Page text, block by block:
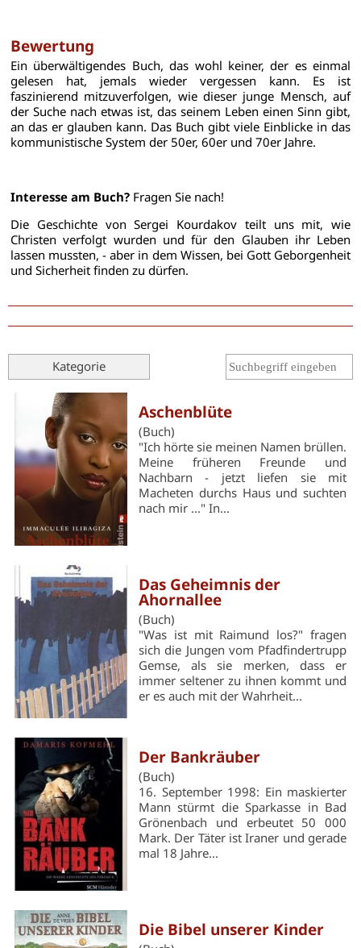
Bewertung
Ein überwältigendes Buch, das wohl keiner, der es einmal
gelesen hat, jemals wieder vergessen kann. Es ist
faszinierend mitzuverfolgen, wie dieser junge Mensch, auf
der Suche nach etwas ist, das seinem Leben einen Sinn gibt,
an das er glauben kann. Das Buch gibt viele Einblicke in das
kommunistische System der 50er, 60er und 70er Jahre.
Interesse am Buch? Fragen Sie nach!
Die Geschichte von Sergei Kourdakov teilt uns mit, wie
Christen verfolgt wurden und für den Glauben ihr Leben
lassen mussten, - aber in dem Wissen, bei Gott Geborgenheit
und Sicherheit finden zu dürfen.
Kategorie
Aschenblüte
(Buch)
"Ich hörte sie meinen Namen brüllen.
Meine früheren Freunde und
Nachbarn - jetzt liefen sie mit
Macheten durchs Haus und suchten
nach mir ..." In...
Das Geheimnis der
Ahornallee
(Buch)
"Was ist mit Raimund los?" fragen
sich die Jungen vom Pfadfindertrupp
Gemse, als sie merken, dass er
immer seltener zu ihnen kommt und
er es auch mit der Wahrheit...
Der Bankräuber
(Buch)
16. September 1998: Ein maskierter
Mann stürmt die Sparkasse in Bad
Grönenbach und erbeutet 50 000
Mark. Der Täter ist Iraner und gerade
mal 18 Jahre...
Die Bibel unserer Kinder